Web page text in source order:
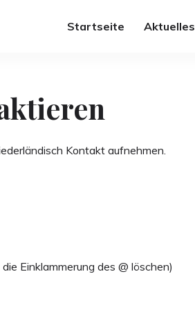
Startseite Aktuelles
Kontakt aufnehmen.
Einklammerung des @ löschen)